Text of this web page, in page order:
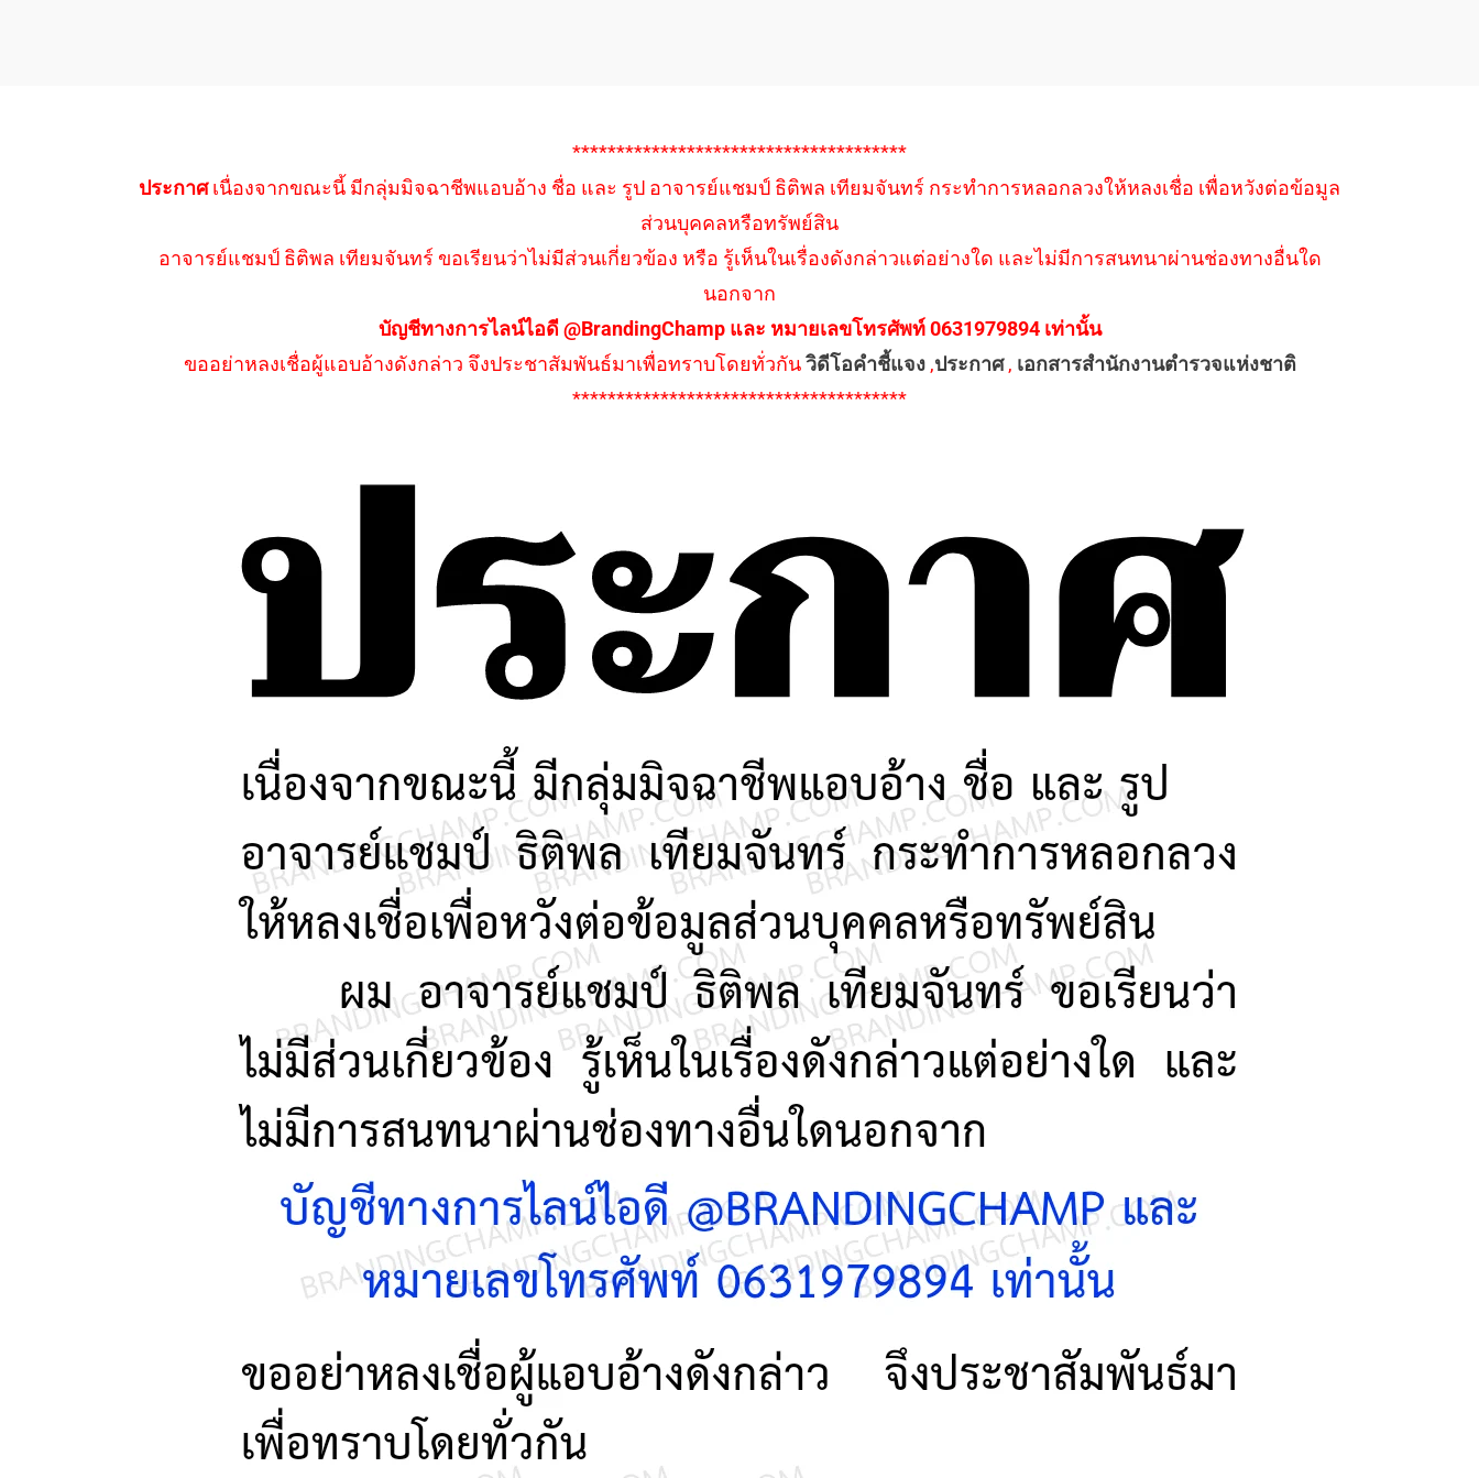
**************************************
ประกาศเนื่องจากขณะนี้ มีกลุ่มมิจฉาชีพแอบอ้าง ชื่อ และ รูป อาจารย์แชมป์ ธิติพล เทียมจันทร์ กระทำการหลอกลวงให้หลงเชื่อ เพื่อหวังต่อข้อมูล
ส่วนบุคคลหรือทรัพย์สิน
อาจารย์แชมป์ ธิติพล เทียมจันทร์ ขอเรียนว่าไม่มีส่วนเกี่ยวข้อง หรือ รู้เห็นในเรื่องดังกล่าวแต่อย่างใด และไม่มีการสนทนาผ่านช่องทางอื่นใด
นอกจาก
บัญชีทางการไลน์ไอดี @BrandingChamp และ หมายเลขโทรศัพท์ 0631979894 เท่านั้น
ขออย่าหลงเชื่อผู้แอบอ้างดังกล่าว จึงประชาสัมพันธ์มาเพื่อทราบโดยทั่วกันวิดีโอคำชี้แจง,ประกาศ, เอกสารสำนักงานตำรวจแห่งชาติ
**************************************